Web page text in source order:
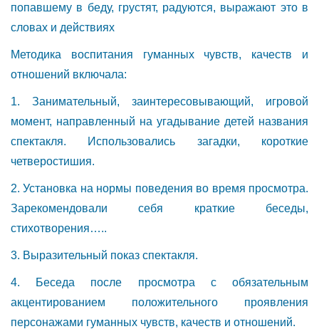
попавшему в беду, грустят, радуются, выражают это в
словах и действиях
Методика воспитания гуманных чувств, качеств и
отношений включала:
1. Занимательный, заинтересовывающий, игровой
момент, направленный на угадывание детей названия
спектакля. Использовались загадки, короткие
четверостишия.
2. Установка на нормы поведения во время просмотра.
Зарекомендовали себя краткие беседы,
стихотворения…..
3. Выразительный показ спектакля.
4. Беседа после просмотра с обязательным
акцентированием положительного проявления
персонажами гуманных чувств, качеств и отношений.